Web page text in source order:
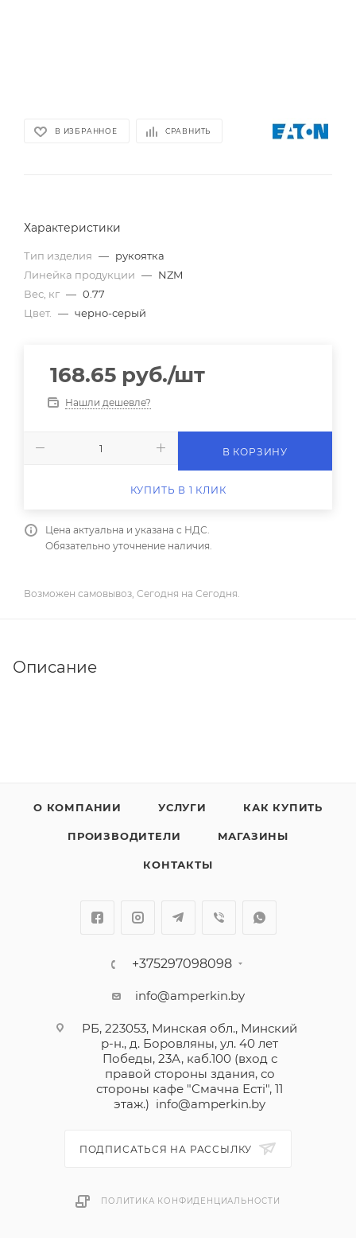
В ИЗБРАННОЕ СРАВНИТЬ
Характеристики
Тип изделия — рукоятка
Линейка продукции — NZM
Вес, кг — 0.77
Цвет.
— черно-серый
168.65 руб./шт
Нашли дешевле?
В КОРЗИНУ
КУПИТЬ В 1 КЛИК
Цена актуальна и указана с НДС.
Обязательно уточнение наличия.
Возможен самовывоз, Сегодня на Сегодня.
Описание
О КОМПАНИИ УСЛУГИ КАК КУПИТЬ
ПРОИЗВОДИТЕЛИ МАГАЗИНЫ
КОНТАКТЫ
+375297098098
info@amperkin.by
РБ, 223053, Минская обл., Минский
р-н., д. Боровляны, ул. 40 лет
Победы, 23А, каб.100 (вход с
правой стороны здания, со
стороны кафе "Смачна Естi", 11
этаж.) info@amperkin.by
ПОДПИСАТЬСЯ НА РАССЫЛКУ
ПОЛИТИКА КОНФИДЕНЦИАЛЬНОСТИ